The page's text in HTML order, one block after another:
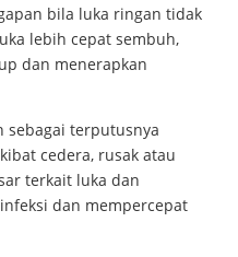
bila luka ringan tidak
lebih cepat sembuh,
dan menerapkan
sebagai terputusnya
cedera, rusak atau
terkait luka dan
dan mempercepat